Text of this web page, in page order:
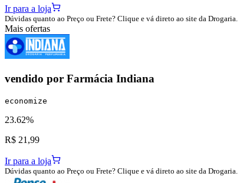
Ir para a loja
Dúvidas quanto ao Preço ou Frete? Clique e vá direto ao site da Drogaria.
Mais ofertas
vendido por Farmácia Indiana
economize
23.62%
R$ 21,99
Ir para a loja
Dúvidas quanto ao Preço ou Frete? Clique e vá direto ao site da Drogaria.